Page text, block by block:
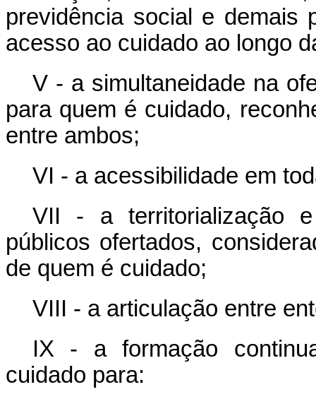
previdência social e demais
acesso ao cuidado ao longo
V - a simultaneidade na
para quem é cuidado,
entre ambos;
VI - a acessibilidade em
VII - a territorialização
públicos ofertados,
de quem é cuidado;
VIII - a articulação entre
IX - a formação
cuidado para: